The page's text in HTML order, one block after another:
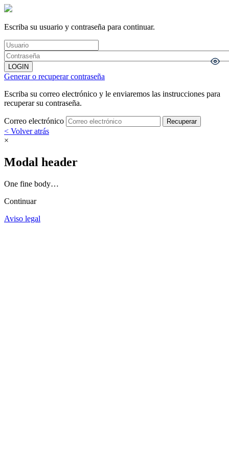
Escriba su usuario y contraseña para continuar.
Generar o recuperar contraseña
Escriba su correo electrónico y le enviaremos las instrucciones para
recuperar su contraseña.
Correo electrónico
< Volver atrás
×
Modal header
One fine body…
Continuar
Aviso legal